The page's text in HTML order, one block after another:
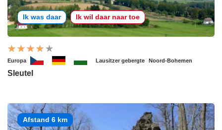
Ik was daar Ik wil daar naar toe
Europa Lausitzer gebergte Noord-Bohemen
Sleutel
Afstand 6 km